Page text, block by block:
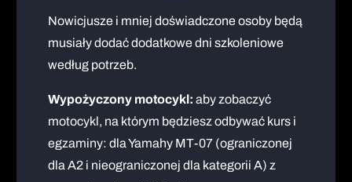
Nowicjusze i mniej doświadczone osoby będą
musiały dodać dodatkowe dni szkoleniowe
według potrzeb.
Wypożyczony motocykl: aby zobaczyć
motocykl, na którym będziesz odbywać kurs i
egzaminy: dla Yamahy MT-07 (ograniczonej
dla A2 i nieograniczonej dla kategorii A) z